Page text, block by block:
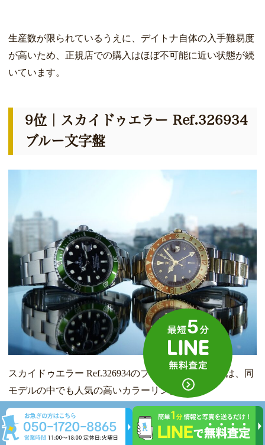
生産数が限られているうえに、デイトナ自体の入手難易度
が高いため、正規店での購入はほぼ不可能に近い状態が続
いています。
9位｜スカイドゥエラー Ref.326934
ブルー文字盤
スカイドゥエラー Ref.326934のブルー文字盤モデルは、同
モデルの中でも人気の高いカラーリングです。
このモデルの最大の特徴は、リングコマンドベゼルによる